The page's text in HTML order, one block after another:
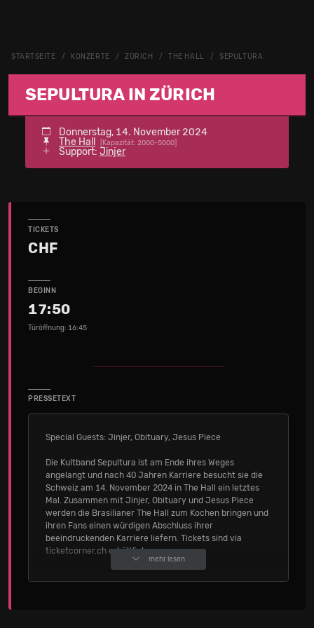
STARTSEITE KONZERTE ZÜRICH THE HALL SEPULTURA
SEPULTURA IN ZÜRICH
Donnerstag, 14. November 2024
The Hall
[Kapazität: 2000-5000]
Support: Jinjer
TICKETS
CHF
BEGINN
17:50
Türöffnung: 16:45
PRESSETEXT
Special Guests: Jinjer, Obituary, Jesus Piece
Die Kultband Sepultura ist am Ende ihres Weges
angelangt und nach 40 Jahren Karriere besucht sie die
Schweiz am 14. November 2024 in The Hall ein letztes
Mal. Zusammen mit Jinjer, Obituary und Jesus Piece
werden die Brasilianer The Hall zum Kochen bringen und
ihren Fans einen würdigen Abschluss ihrer
beeindruckenden Karriere liefern. Tickets sind via
ticketcorner.ch erhältlich.
mehr lesen